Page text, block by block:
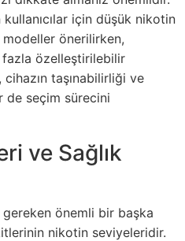
için düşük nikotin
modeller önerilirken,
fazla özelleştirilebilir
taşınabilirliği ve
seçim sürecini
ve Sağlık
gereken önemli bir başka
nikotin seviyeleridir.